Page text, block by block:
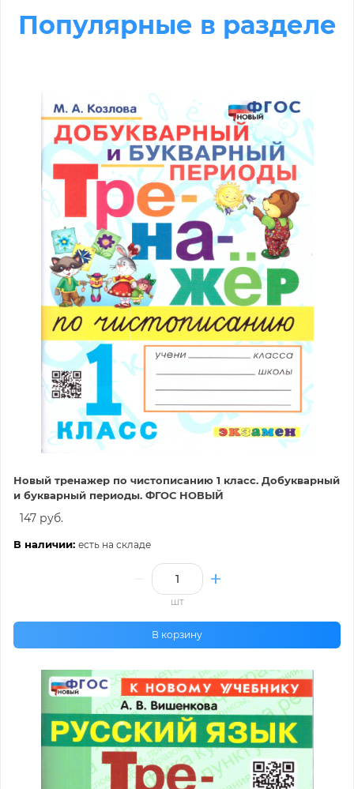
Популярные в разделе
Новый тренажер по чистописанию 1 класс. Добукварный
и букварный периоды. ФГОС НОВЫЙ
147 руб.
В наличии: есть на складе
шт
В корзину